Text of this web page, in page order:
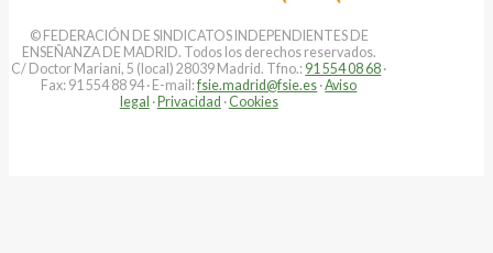
© FEDERACIÓN DE SINDICATOS INDEPENDIENTES DE
ENSEÑANZA DE MADRID. Todos los derechos reservados.
C/ Doctor Mariani, 5 (local) 28039 Madrid. Tfno.: 91 554 08 68 ·
Fax: 91 554 88 94 · E-mail:fsie.madrid@fsie.es ·Aviso
legal ·Privacidad · Cookies